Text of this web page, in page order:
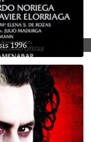
1996